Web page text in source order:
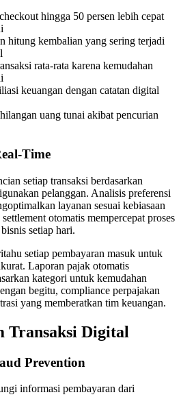
hingga 50 persen lebih cepat
hitung kembalian yang sering terjadi
rata-rata karena kemudahan
keuangan dengan catatan digital
uang tunai akibat pencurian
Time
setiap transaksi berdasarkan
pelanggan. Analisis preferensi
layanan sesuai kebiasaan
otomatis mempercepat proses
setiap hari.
setiap pembayaran masuk untuk
Laporan pajak otomatis
kategori untuk kemudahan
begitu, compliance perpajakan
yang memberatkan tim keuangan.
Transaksi Digital
Prevention
informasi pembayaran dari